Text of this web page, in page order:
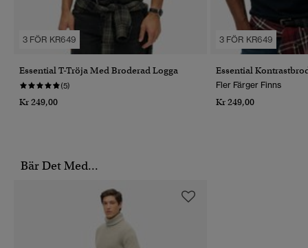
3 FÖR KR649
Essential T-Tröja Med Broderad Logga
(5)
Kr 249,00
3 FÖR KR649
Essential
Fler Färger Finns
Kr 249,00
Bär Det Med...